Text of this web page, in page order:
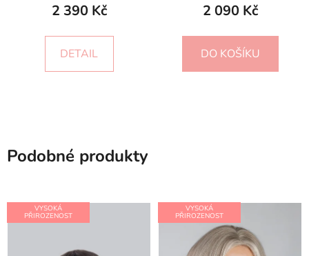
2 390 Kč
DETAIL
2 090 Kč
DO KOŠÍKU
Podobné produkty
VYSOKÁ
PŘIROZENOST
VYSOKÁ
PŘIROZENOST